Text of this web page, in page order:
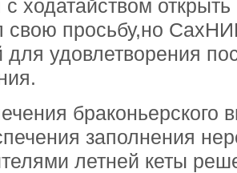
с ходатайством
свою просьбу,но
для удовлетворения
браконьерского
заполнения
летней кеты